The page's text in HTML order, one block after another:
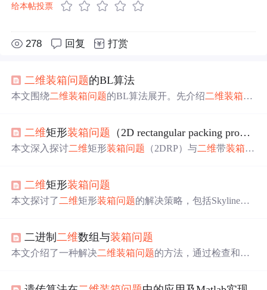
给本帖投票
278 回复 打赏
二维装箱问题的BL算法
本文围绕二维装箱问题的BL算法展开。先介绍二维装箱问
箱子使用数。最后指出该算法作为基本方法效果欠佳，有
较大改进空间。
二维矩形装箱问题 （2D rectangular packing problem， 简称2DRP）介绍
本文深入探讨二维矩形装箱问题 （2DRP）与二维带装箱问
化可用面积及最小化高度。
二维矩形装箱问题
本文探讨了 二维矩形装箱问题的解决策略，包括Skyline算
巧。二进制二维数组与装箱问题
本文介绍了一种解决二维装箱问题的方法，通过检查和放